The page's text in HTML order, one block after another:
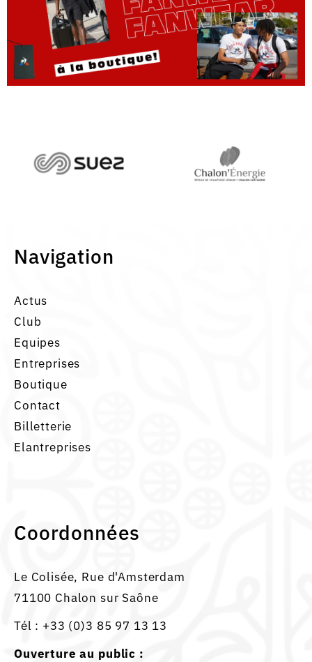
Navigation
Actus
Club
Equipes
Entreprises
Boutique
Contact
Billetterie
Elantreprises
Coordonnées
Le Colisée, Rue d'Amsterdam
71100 Chalon sur Saône
Tél : +33 (0)3 85 97 13 13
Ouverture au public :